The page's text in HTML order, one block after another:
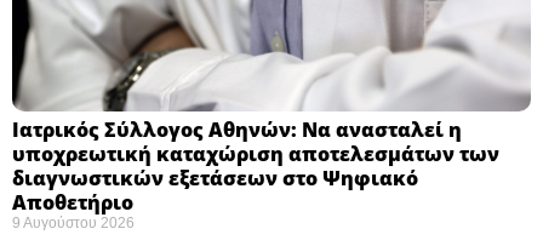
Ιατρικός Σύλλογος Αθηνών: Να ανασταλεί η
υποχρεωτική καταχώριση αποτελεσμάτων των
διαγνωστικών εξετάσεων στο Ψηφιακό
Αποθετήριο ​
9 Αυγούστου 2026